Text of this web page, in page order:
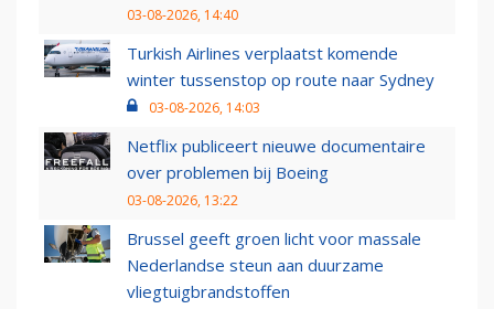
03-08-2026, 14:40
Turkish Airlines verplaatst komende
winter tussenstop op route naar Sydney
03-08-2026, 14:03
Netflix publiceert nieuwe documentaire
over problemen bij Boeing
03-08-2026, 13:22
Brussel geeft groen licht voor massale
Nederlandse steun aan duurzame
vliegtuigbrandstoffen